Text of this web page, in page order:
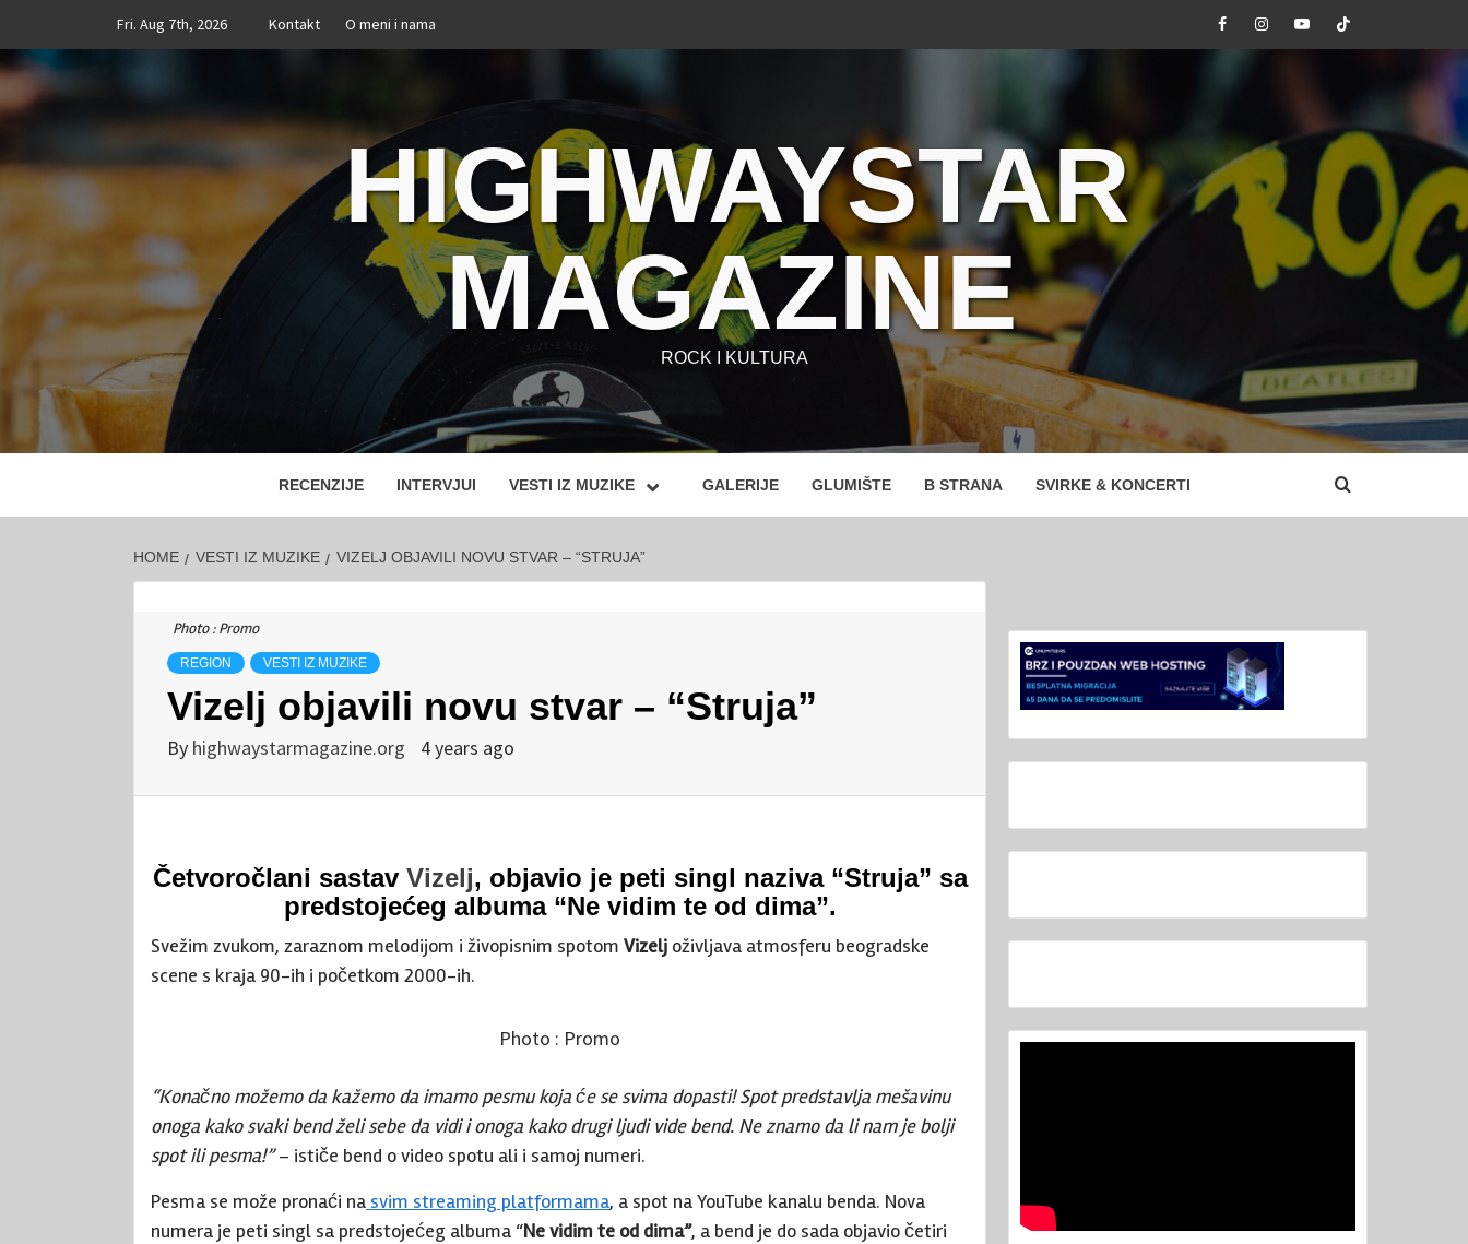
content
Fri. Aug 7th, 2026 Kontakt O meni i nama FacebookInstagramYoutube
Tik
HIGHWAYSTAR
MAGAZINE
ROCK I KULTURA
RECENZIJE INTERVJUI VESTI IZ MUZIKE GALERIJE GLUMIŠTE B STRANA SVIRKE & KONCERTI
HOME VESTI IZ MUZIKE VIZELJ OBJAVILI NOVU STVAR – “STRUJA”
Photo : Promo
REGION VESTI IZ MUZIKE
Vizelj objavili novu stvar – “Struja”
By highwaystarmagazine.org 4 years ago
Četvoročlani sastav Vizelj, objavio je peti singl naziva “Struja” sa
predstojećeg albuma “Ne vidim te od dima”.
Svežim zvukom, zaraznom melodijom i živopisnim spotom Vizelj oživljava atmosferu beogradske
scene s kraja 90-ih i početkom 2000-ih.
Photo : Promo
“Konačno možemo da kažemo da imamo pesmu koja će se svima dopasti! Spot predstavlja mešavinu
onoga kako svaki bend želi sebe da vidi i onoga kako drugi ljudi vide bend. Ne znamo da li nam je bolji
spot ili pesma!”– ističe bend o video spotu ali i samoj numeri.
Pesma se može pronaći na svim streaming platformama, a spot na YouTube kanalu benda. Nova
numera je peti singl sa predstojećeg albuma “Ne vidim te od dima”, a bend je do sada objavio četiri